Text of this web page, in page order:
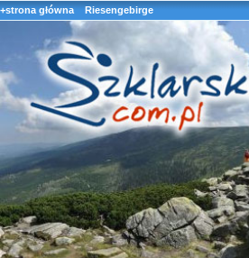
+strona główna Riesengebirge